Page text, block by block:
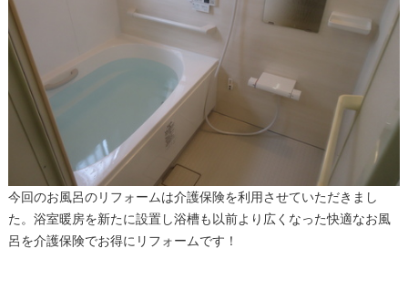
今回のお風呂のリフォームは介護保険を利用させていただきまし
た。浴室暖房を新たに設置し浴槽も以前より広くなった快適なお風
呂を介護保険でお得にリフォームです！